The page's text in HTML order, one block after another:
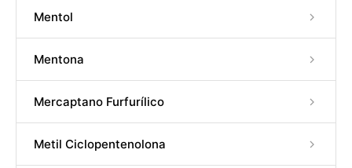
Mentol
Mentona
Mercaptano Furfurílico
Metil Ciclopentenolona